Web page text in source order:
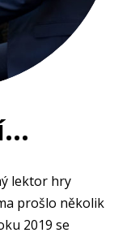
lektor hry
prošlo několik
2019 se